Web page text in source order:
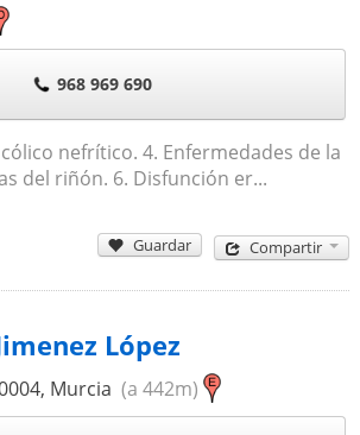
968 969 690
nefrítico. 4. Enfermedades de la
del riñón. 6. Disfunción er...
Guardar Compartir
López
, Murcia (a 442m)